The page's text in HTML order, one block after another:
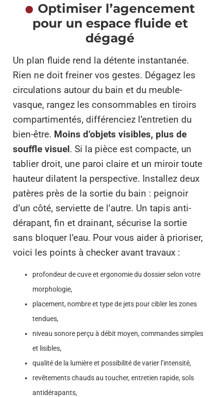
Optimiser l’agencement
pour un espace fluide et
dégagé
Un plan fluide rend la détente instantanée.
Rien ne doit freiner vos gestes. Dégagez les
circulations autour du bain et du meuble-
vasque, rangez les consommables en tiroirs
compartimentés, différenciez l’entretien du
bien-être. Moins d’objets visibles, plus de
souffle visuel. Si la pièce est compacte, un
tablier droit, une paroi claire et un miroir toute
hauteur dilatent la perspective. Installez deux
patères près de la sortie du bain : peignoir
d’un côté, serviette de l’autre. Un tapis anti-
dérapant, fin et drainant, sécurise la sortie
sans bloquer l’eau. Pour vous aider à prioriser,
voici les points à checker avant travaux :
profondeur de cuve et ergonomie du dossier selon votre
morphologie,
placement, nombre et type de jets pour cibler les zones
tendues,
niveau sonore perçu à débit moyen, commandes simples
et lisibles,
qualité de la lumière et possibilité de varier l’intensité,
revêtements chauds au toucher, entretien rapide, sols
antidérapants,